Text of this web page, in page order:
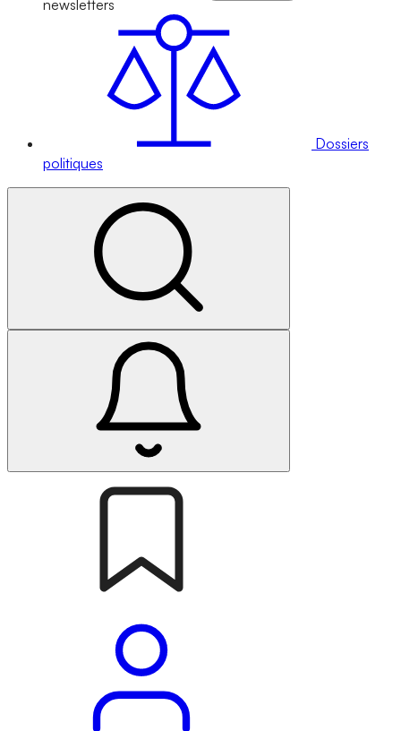
newsletters
Dossiers
politiques